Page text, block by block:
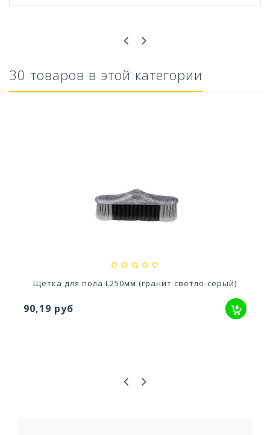
Ускоритель компоста 60гр
30 товаров в этой категории
Щетка для пола L250мм (гранит светло-серый)
90,19 руб